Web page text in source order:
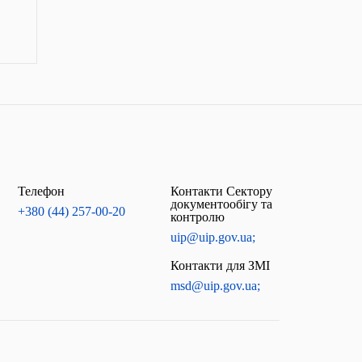
Телефон
+380 (44) 257-00-20
Контакти Сектору
документообігу та
контролю
uip@uip.gov.ua;
Контакти для ЗМІ
msd@uip.gov.ua;